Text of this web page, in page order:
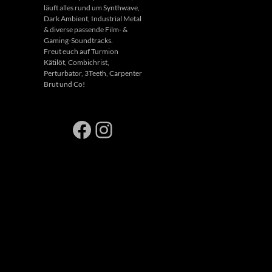
läuft alles rund um Synthwave,
Dark Ambient, Industrial Metal
& diverse passende Film- &
Gaming-Soundtracks.
Freut euch auf Turmion
Kätilöt, Combichrist,
Perturbator, 3Teeth, Carpenter
Brut und Co!
Facebook
Instagram